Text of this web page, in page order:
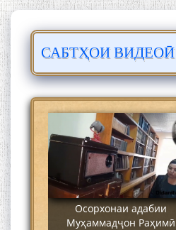
САБТҲОИ ВИДЕОӢ
Сайре дар Осорхона
Муҳаммадҷон Раҳимӣ
Осорхонаи адабии
Муҳаммадҷон Раҳимӣ